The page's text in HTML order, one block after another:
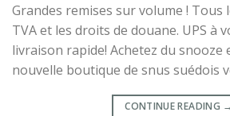
Grandes remises sur volume ! Tous
TVA et les droits de douane. UPS à
livraison rapide! Achetez du snooze
nouvelle boutique de snus suédois
CONTINUE READING →